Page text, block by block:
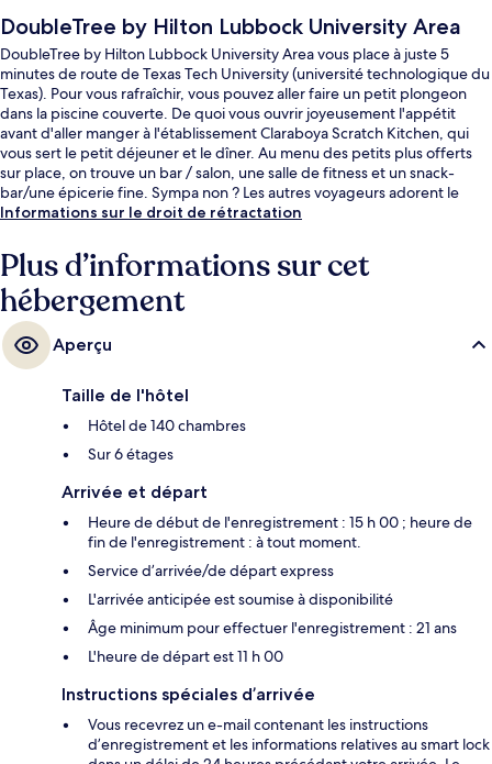
DoubleTree by Hilton Lubbock University Area
DoubleTree by Hilton Lubbock University Area vous place à juste 5
minutes de route de Texas Tech University (université technologique du
Texas). Pour vous rafraîchir, vous pouvez aller faire un petit plongeon
dans la piscine couverte. De quoi vous ouvrir joyeusement l'appétit
avant d'aller manger à l'établissement Claraboya Scratch Kitchen, qui
vous sert le petit déjeuner et le dîner. Au menu des petits plus offerts
sur place, on trouve un bar / salon, une salle de fitness et un snack-
bar/une épicerie fine. Sympa non ? Les autres voyageurs adorent le
personnel attentionné.
Informations sur le droit de rétractation
Plus d’informations sur cet
hébergement
Aperçu
Taille de l'hôtel
Hôtel de 140 chambres
Sur 6 étages
Arrivée et départ
Heure de début de l'enregistrement : 15 h 00 ; heure de
fin de l'enregistrement : à tout moment.
Service d’arrivée/de départ express
L'arrivée anticipée est soumise à disponibilité
Âge minimum pour effectuer l'enregistrement : 21 ans
L'heure de départ est 11 h 00
Instructions spéciales d’arrivée
Vous recevrez un e-mail contenant les instructions
d’enregistrement et les informations relatives au smart lock